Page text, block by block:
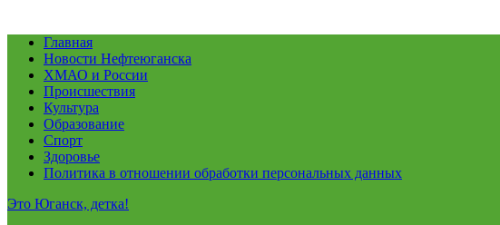
Главная
Новости Нефтеюганска
ХМАО и России
Происшествия
Культура
Образование
Спорт
Здоровье
Политика в отношении обработки персональных данных
Это Юганск, детка!